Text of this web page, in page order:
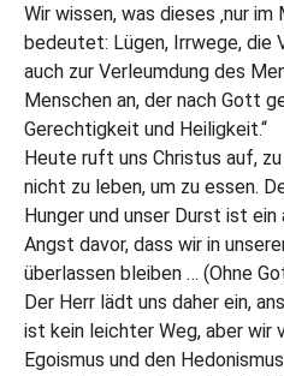
Wir wissen, was dieses ‚nur im
bedeutet: Lügen, Irrwege, die
auch zur Verleumdung des
Menschen an, der nach Gott
Gerechtigkeit und Heiligkeit.“
Heute ruft uns Christus auf,
nicht zu leben, um zu essen.
Hunger und unser Durst ist
Angst davor, dass wir in
überlassen bleiben … (Ohne
Der Herr lädt uns daher ein,
ist kein leichter Weg, aber wir
Egoismus und den